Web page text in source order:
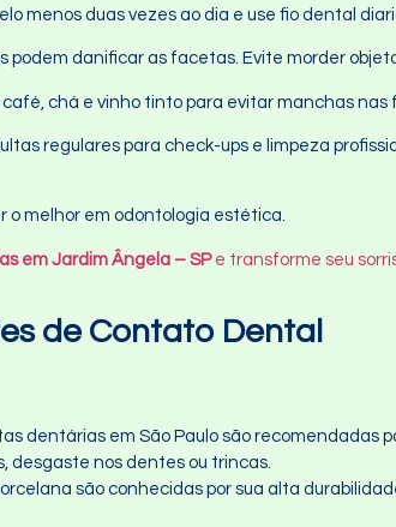
menos duas vezes ao dia e use fio dental
podem danificar as facetas. Evite morder
café, chá e vinho tinto para evitar manchas
regulares para check-ups e limpeza
melhor em odontologia estética.
em Jardim Ângela – SP e transforme seu
de Contato Dental
dentárias em São Paulo são recomendadas
desgaste nos dentes ou trincas.
são conhecidas por sua alta